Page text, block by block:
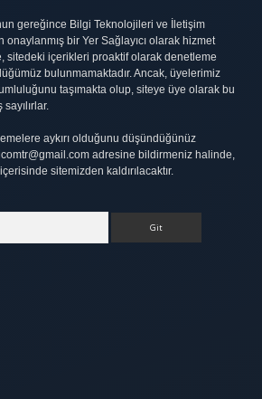
gereğince Bilgi Teknolojileri ve İletişim
onaylanmış bir Yer Sağlayıcı olarak hizmet
sitedeki içerikleri proaktif olarak denetleme
bulunmamaktadır. Ancak, üyelerimiz
taşımakta olup, siteye üye olarak bu
aykırı olduğunu düşündüğünüz
adresine bildirmeniz halinde,
sitemizden kaldırılacaktır.